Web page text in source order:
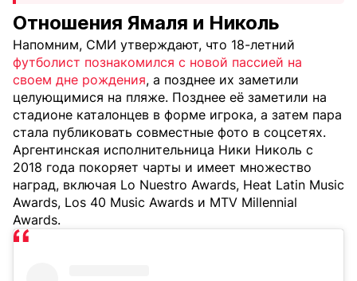
Отношения Ямаля и Николь
Напомним, СМИ утверждают, что 18-летний
футболист познакомился с новой пассией на
своем дне рождения, а позднее их заметили
целующимися на пляже. Позднее её заметили на
стадионе каталонцев в форме игрока, а затем пара
стала публиковать совместные фото в соцсетях.
Аргентинская исполнительница Ники Николь с
2018 года покоряет чарты и имеет множество
наград, включая Lo Nuestro Awards, Heat Latin Music
Awards, Los 40 Music Awards и MTV Millennial
Awards.